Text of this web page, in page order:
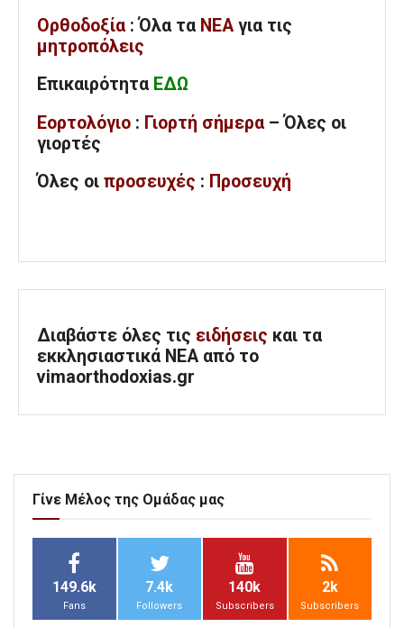
Ορθοδοξία : Όλα τα ΝΕΑ για τις
μητροπόλεις
Επικαιρότητα ΕΔΩ
Εορτολόγιο : Γιορτή σήμερα – Όλες οι
γιορτές
Όλες οι προσευχές : Προσευχή
Διαβάστε όλες τις ειδήσεις και τα
εκκλησιαστικά ΝΕΑ από το
vimaorthodoxias.gr
Γίνε Μέλος της Ομάδας μας
149.6k
Fans
7.4k
Followers
140k
Subscribers
2k
Subscribers